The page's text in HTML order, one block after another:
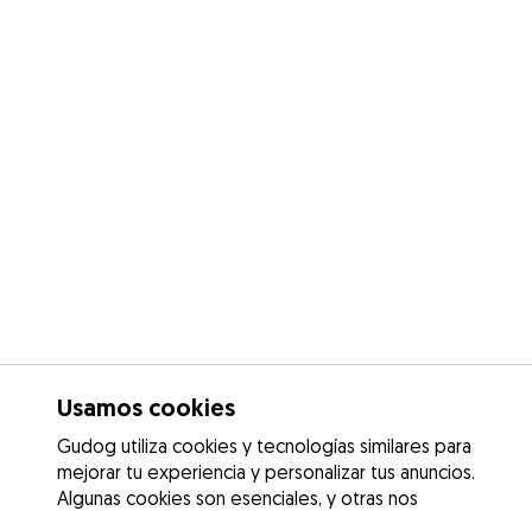
Usamos cookies
Gudog utiliza cookies y tecnologías similares para
mejorar tu experiencia y personalizar tus anuncios.
Algunas cookies son esenciales, y otras nos